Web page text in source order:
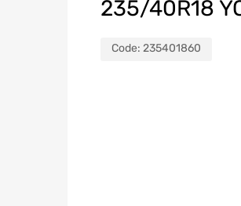
235/40R18
Code: 235401860